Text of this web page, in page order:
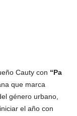
Cauty con “Pa
que marca
género urbano,
el año con